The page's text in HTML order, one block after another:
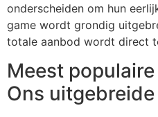
onderscheiden om hun
game wordt grondig
totale aanbod wordt direct
Meest
Ons